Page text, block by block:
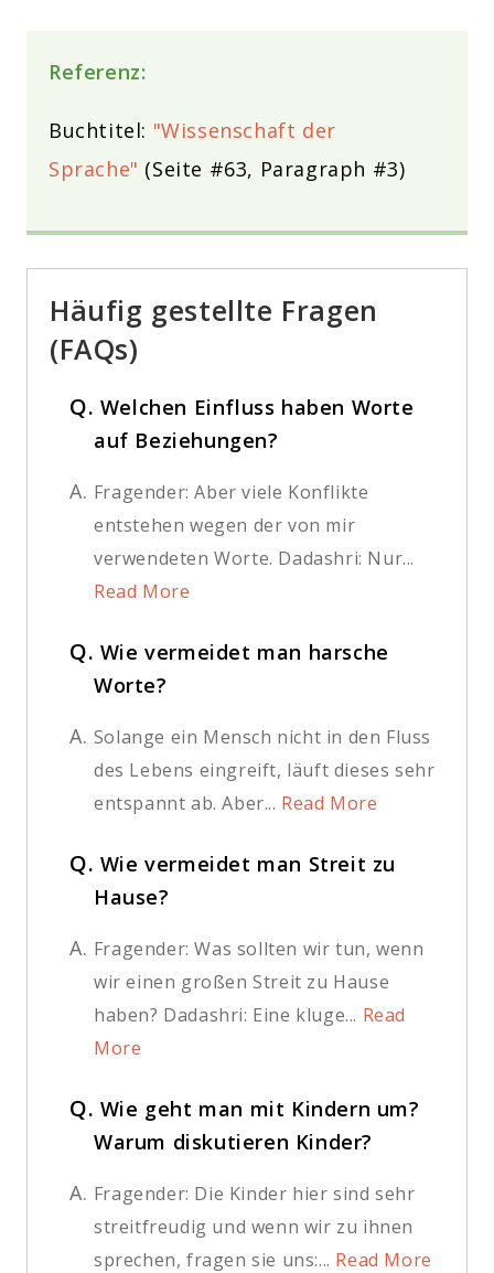
Referenz:
Buchtitel: "Wissenschaft der
Sprache" (Seite #63, Paragraph #3)
Häufig gestellte Fragen
(FAQs)
Q. Welchen Einfluss haben Worte
auf Beziehungen?
A. Fragender: Aber viele Konflikte
entstehen wegen der von mir
verwendeten Worte. Dadashri: Nur...
Read More
Q. Wie vermeidet man harsche
Worte?
A. Solange ein Mensch nicht in den Fluss
des Lebens eingreift, läuft dieses sehr
entspannt ab. Aber... Read More
Q. Wie vermeidet man Streit zu
Hause?
A. Fragender: Was sollten wir tun, wenn
wir einen großen Streit zu Hause
haben? Dadashri: Eine kluge... Read
More
Q. Wie geht man mit Kindern um?
Warum diskutieren Kinder?
A. Fragender: Die Kinder hier sind sehr
streitfreudig und wenn wir zu ihnen
sprechen, fragen sie uns:... Read More